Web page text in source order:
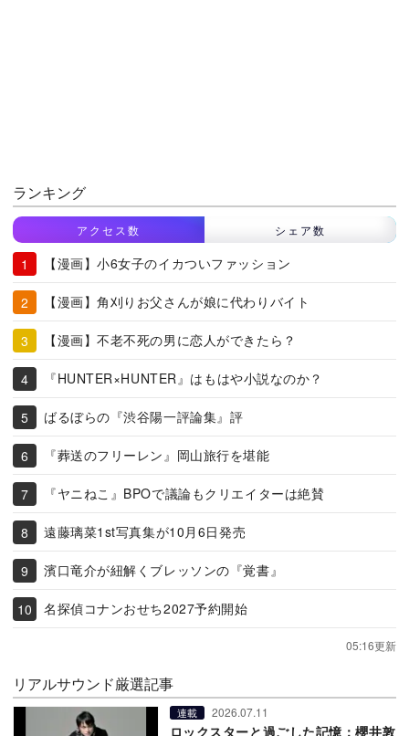
ランキング
アクセス数 シェア数
【漫画】小6女子のイカついファッション
【漫画】角刈りお父さんが娘に代わりバイト
【漫画】不老不死の男に恋人ができたら？
『HUNTER×HUNTER』はもはや小説なのか？
ばるぼらの『渋谷陽一評論集』評
『葬送のフリーレン』岡山旅行を堪能
『ヤニねこ』BPOで議論もクリエイターは絶賛
遠藤璃菜1st写真集が10月6日発売
濱口竜介が紐解くブレッソンの『覚書』
名探偵コナンおせち2027予約開始
05:16更新
リアルサウンド厳選記事
連載 2026.07.11
ロックスターと過ごした記憶：櫻井敦